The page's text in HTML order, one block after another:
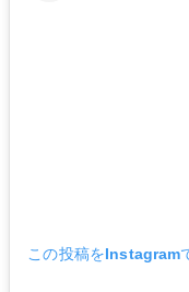
この投稿をInstagram